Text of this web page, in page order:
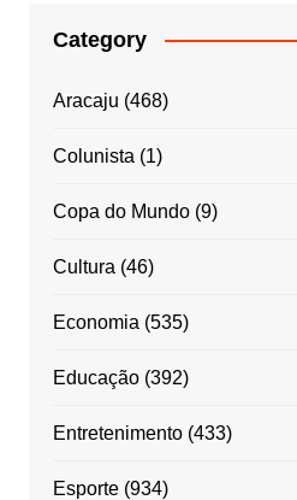
Category
Aracaju (468)
Colunista (1)
Copa do Mundo(9)
Cultura (46)
Economia (535)
Educação(392)
Entretenimento(433)
Esporte(934)